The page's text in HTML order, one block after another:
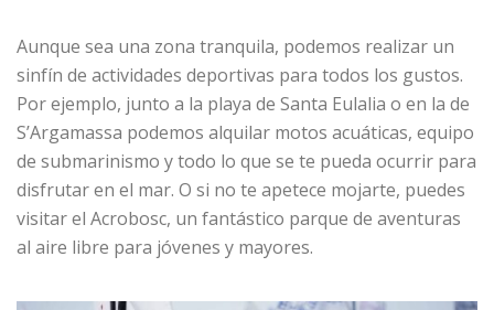
Aunque sea una zona tranquila, podemos realizar un
sinfín de actividades deportivas para todos los gustos.
Por ejemplo, junto a la playa de Santa Eulalia o en la de
S’Argamassa podemos alquilar motos acuáticas, equipo
de submarinismo y todo lo que se te pueda ocurrir para
disfrutar en el mar. O si no te apetece mojarte, puedes
visitar el Acrobosc, un fantástico parque de aventuras
al aire libre para jóvenes y mayores.